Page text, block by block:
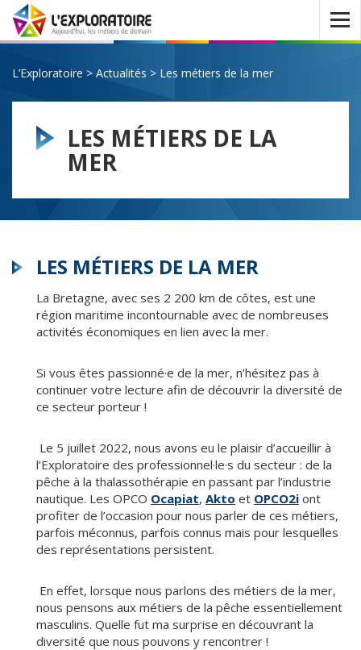
Ouvrir
le
menu
L’Exploratoire > Actualités > Les métiers de la mer
LES MÉTIERS DE LA
MER
LES MÉTIERS DE LA MER
La Bretagne, avec ses 2 200 km de côtes, est une
région maritime incontournable avec de nombreuses
activités économiques en lien avec la mer.
Si vous êtes passionné·e de la mer, n’hésitez pas à
continuer votre lecture afin de découvrir la diversité de
ce secteur porteur !
Le 5 juillet 2022, nous avons eu le plaisir d’accueillir à
l’Exploratoire des professionnel·le·s du secteur : de la
pêche à la thalassothérapie en passant par l’industrie
nautique. Les OPCO Ocapiat, Akto et OPCO2i ont
profiter de l’occasion pour nous parler de ces métiers,
parfois méconnus, parfois connus mais pour lesquelles
des représentations persistent.
En effet, lorsque nous parlons des métiers de la mer,
nous pensons aux métiers de la pêche essentiellement
masculins. Quelle fut ma surprise en découvrant la
diversité que nous pouvons y rencontrer !